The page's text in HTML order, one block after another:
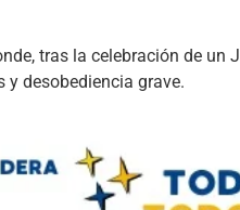
tras la celebración de un
desobediencia grave.